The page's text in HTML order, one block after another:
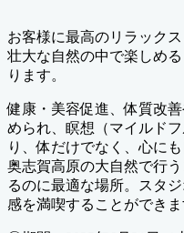
お客様に最高のリラック
壮大な自然の中で楽しめ
ります。
健康・美容促進、体質改
められ、瞑想（マイルド
り、体だけでなく、心に
奥志賀高原の大自然で行
るのに最適な場所。スタ
感を満喫することができま